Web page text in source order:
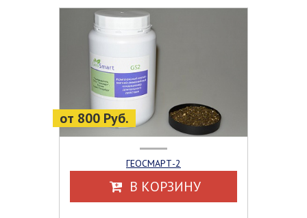
от 800 Руб.
ГЕОСМАРТ-2
В КОРЗИНУ